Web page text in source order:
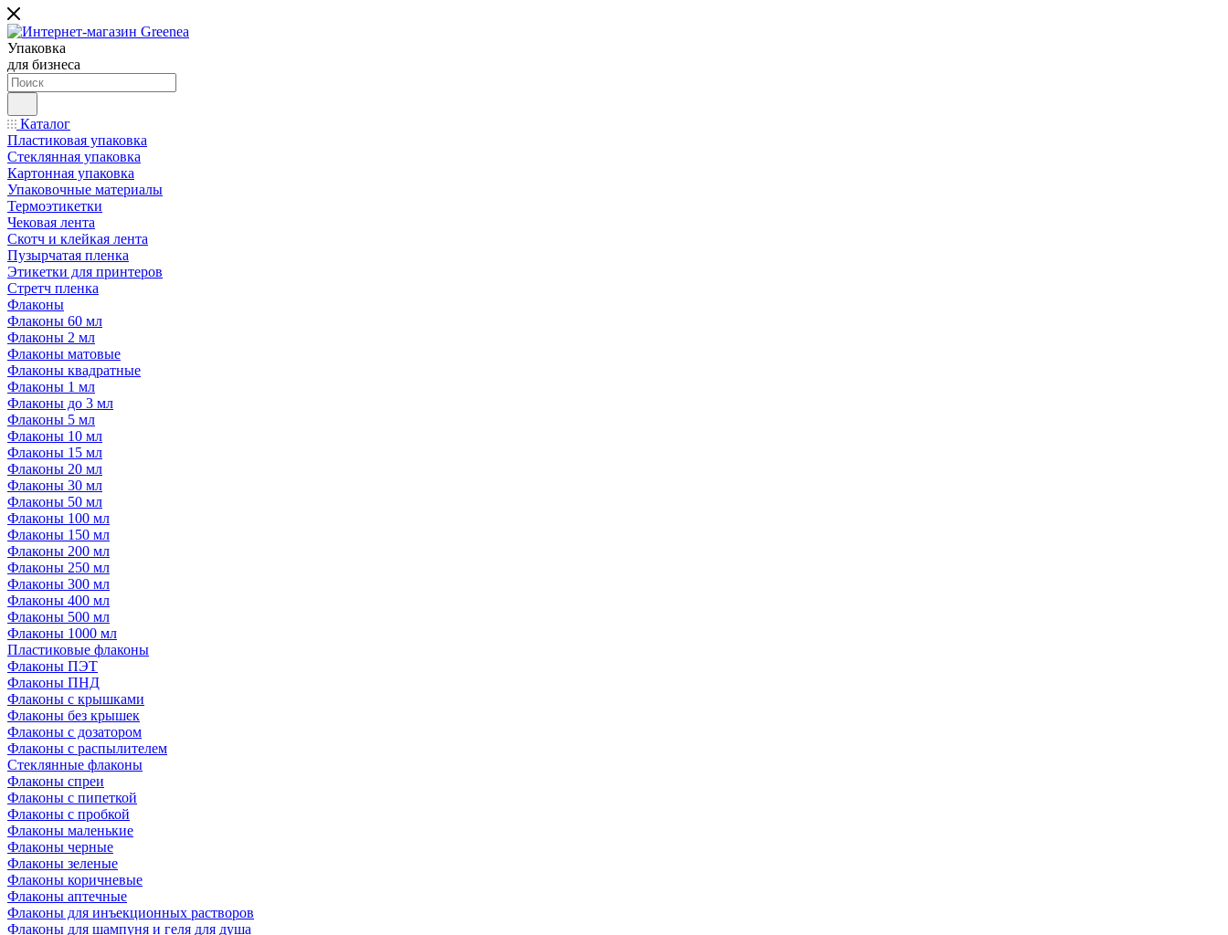
Упаковка
для бизнеса
Каталог
Пластиковая упаковка
Стеклянная упаковка
Картонная упаковка
Упаковочные материалы
Термоэтикетки
Чековая лента
Скотч и клейкая лента
Пузырчатая пленка
Этикетки для принтеров
Стретч пленка
Флаконы
Флаконы 60 мл
Флаконы 2 мл
Флаконы матовые
Флаконы квадратные
Флаконы 1 мл
Флаконы до 3 мл
Флаконы 5 мл
Флаконы 10 мл
Флаконы 15 мл
Флаконы 20 мл
Флаконы 30 мл
Флаконы 50 мл
Флаконы 100 мл
Флаконы 150 мл
Флаконы 200 мл
Флаконы 250 мл
Флаконы 300 мл
Флаконы 400 мл
Флаконы 500 мл
Флаконы 1000 мл
Пластиковые флаконы
Флаконы ПЭТ
Флаконы ПНД
Флаконы с крышками
Флаконы без крышек
Флаконы с дозатором
Флаконы с распылителем
Стеклянные флаконы
Флаконы cпреи
Флаконы с пипеткой
Флаконы с пробкой
Флаконы маленькие
Флаконы черные
Флаконы зеленые
Флаконы коричневые
Флаконы аптечные
Флаконы для инъекционных растворов
Флаконы для шампуня и геля для душа